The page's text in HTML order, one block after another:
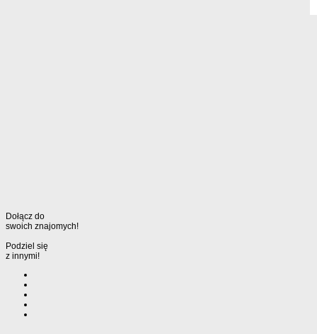
Dołącz do
swoich znajomych!
Podziel się
z innymi!